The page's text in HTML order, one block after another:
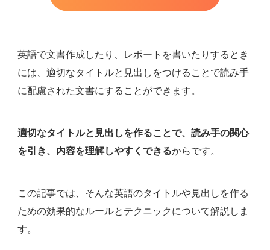
英語で文書作成したり、レポートを書いたりするとき
には、適切なタイトルと見出しをつけることで読み手
に配慮された文書にすることができます。
適切なタイトルと見出しを作ることで、読み手の関心
を引き、内容を理解しやすくできるからです。
この記事では、そんな英語のタイトルや見出しを作る
ための効果的なルールとテクニックについて解説しま
す。